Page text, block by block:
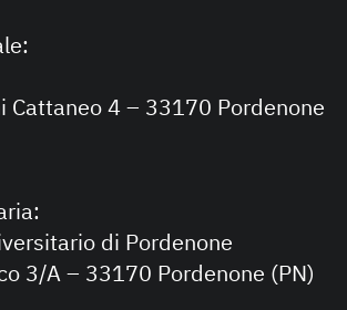
Cattaneo 4 – 33170 Pordenone
di Pordenone
3/A – 33170 Pordenone (PN)